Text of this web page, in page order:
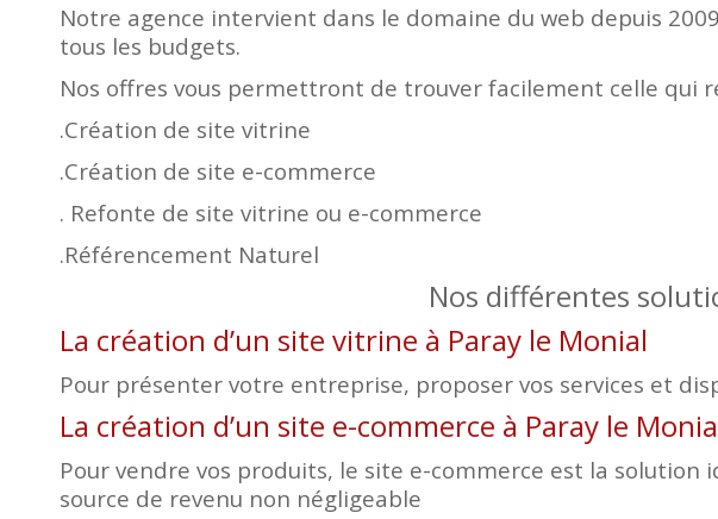
Notre agence intervient dans le domaine du web depuis
tous les budgets.
Nos offres vous permettront de trouver facilement celle qui
.Création de site vitrine
.Création de site e-commerce
. Refonte de site vitrine ou e-commerce
.Référencement Naturel
Nos différentes
La création d’un site vitrine à Paray le Monial
Pour présenter votre entreprise, proposer vos services et
La création d’un site e-commerce à Paray le
Pour vendre vos produits, le site e-commerce est la
source de revenu non négligeable